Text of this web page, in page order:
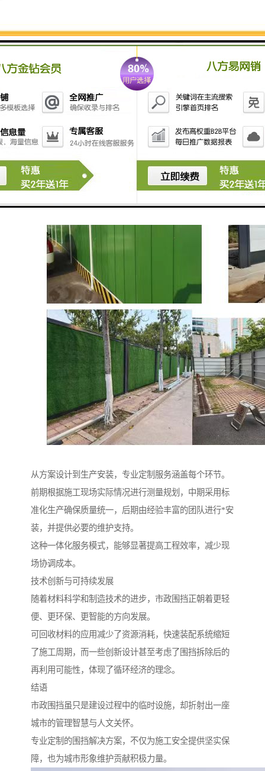
从方案设计到生产安装，专业定制服务涵盖每个环节。
前期根据施工现场实际情况进行测量规划，中期采用标
准化生产确保质量统一，后期由经验丰富的团队进行*安
装，并提供必要的维护支持。
这种一体化服务模式，能够显著提高工程效率，减少现
场协调成本。
技术创新与可持续发展
随着材料科学和制造技术的进步，市政围挡正朝着更轻
便、更环保、更智能的方向发展。
可回收材料的应用减少了资源消耗，快速装配系统缩短
了施工周期，而一些创新设计甚至考虑了围挡拆除后的
再利用可能性，体现了循环经济的理念。
结语
市政围挡虽只是建设过程中的临时设施，却折射出一座
城市的管理智慧与人文关怀。
专业定制的围挡解决方案，不仅为施工安全提供坚实保
障，也为城市形象维护贡献积极力量。